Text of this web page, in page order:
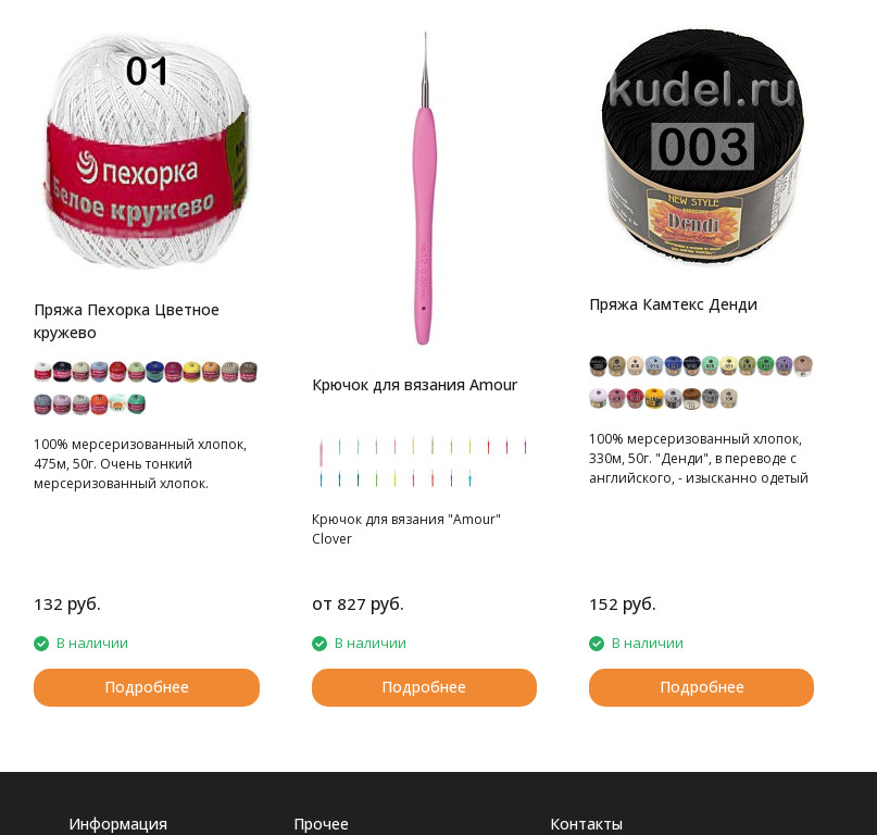
Пряжа Пехорка Цветное
кружево
100% мерсеризованный хлопок,
475м, 50г. Очень тонкий
мерсеризованный хлопок.
132 руб.
В наличии
Подробнее
Крючок для вязания Amour
Крючок для вязания "Amour"
Clover
от 827 руб.
В наличии
Подробнее
Пряжа Камтекс Денди
100% мерсеризованный хлопок,
330м, 50г. "Денди", в переводе с
английского, - изысканно одетый
нежна и легка как перышко.
152 руб.
В наличии
Подробнее
Информация Прочее Контакты